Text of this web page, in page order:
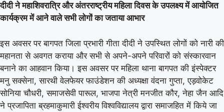
दीदी ने महाशिवरात्रि और अंतरराष्ट्रीय महिला दिवस के उपलक्ष्य में आयोजित
कार्यक्रम में आने वाले सभी लोगों का जताया आभार
इस अवसर पर बागपत जिला प्रभारी गीता दीदी ने उपस्थित लोगों को नारी की
महानता से अवगत कराया और सभी से अपने-अपने परिवारों को संस्कारवान
बनाने का आहवान किया। इस अवसर पर महिला थाना बागपत की इंस्पेक्टर
मनु सक्सेना, सारथी वेलफेयर फाउंडेशन की अध्यक्षा वंदना गुप्ता, एड़वोकेट
सोनिया चौधरी, समाजसेवी पारूल, भाजपा नेत्री मनजीत कौर, नेहा जैन आदि
ने प्रजापिता ब्रहमाकुमारी ईश्वरीय विश्वविद्यालय द्वारा समाजहित में किये जा